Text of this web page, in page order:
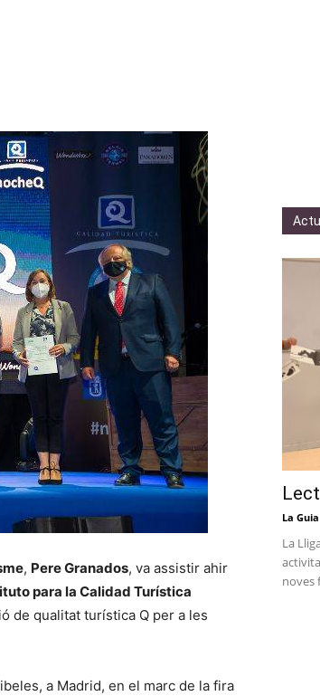
, Pere Granados, va assistir ahir
para la Calidad Turística
de qualitat turística Q per a les
a Madrid, en el marc de la fira
La
La
noves